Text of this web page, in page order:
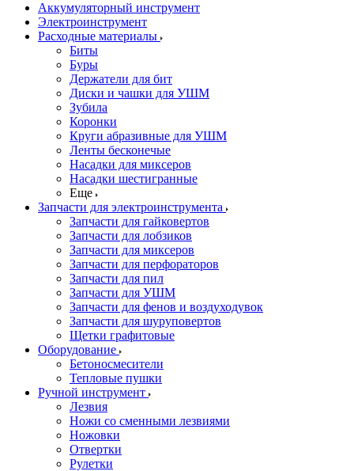
Аккумуляторный инструмент
Электроинструмент
Расходные материалы
Биты
Буры
Держатели для бит
Диски и чашки для УШМ
Зубила
Коронки
Круги абразивные для УШМ
Ленты бесконечые
Насадки для миксеров
Насадки шестигранные
Еще
Запчасти для электроинструмента
Запчасти для гайковертов
Запчасти для лобзиков
Запчасти для миксеров
Запчасти для перфораторов
Запчасти для пил
Запчасти для УШМ
Запчасти для фенов и воздуходувок
Запчасти для шуруповертов
Щетки графитовые
Оборудование
Бетоносмесители
Тепловые пушки
Ручной инструмент
Лезвия
Ножи со сменными лезвиями
Ножовки
Отвертки
Рулетки